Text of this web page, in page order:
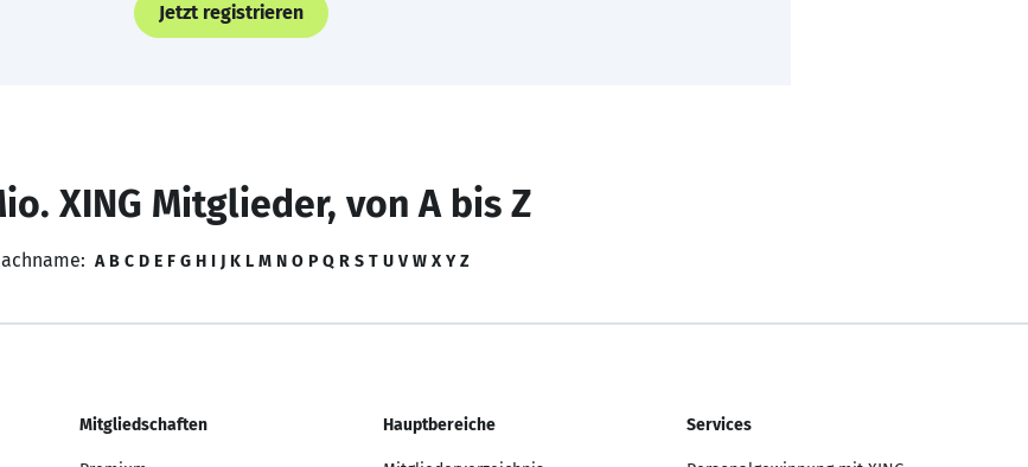
Jetzt registrieren
XING Mitglieder, von A bis Z
A B C D E F G H I J K L M N O P Q R S T U V W X Y Z
Mitgliedschaften Hauptbereiche Services